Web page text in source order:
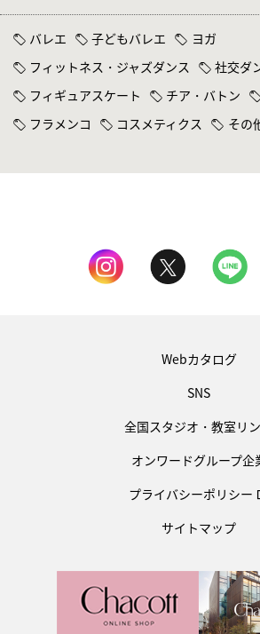
バレエ 子どもバレエ
ヨガ
フィットネス・ジャズダンス
社交ダ
フィギュアスケート
チア・バトン
フラメンコ
コスメティクス その
Webカタログ
SNS
全国スタジオ・教室リ
オンワードグループ企
プライバシーポリシー
サイトマップ